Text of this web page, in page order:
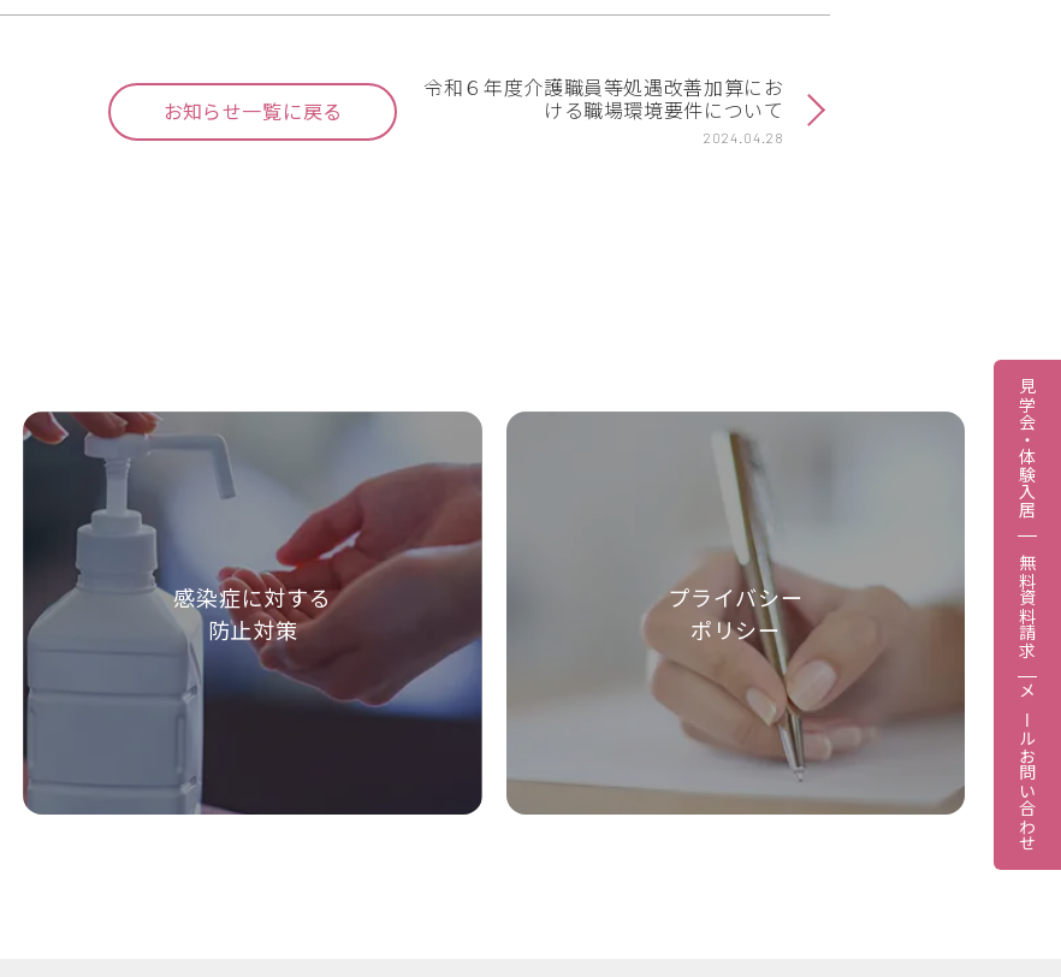
令和６年度介護職員等処遇改善加算にお
ける職場環境要件について
2024.04.28
お知らせ一覧に戻る
感染症に対する
防止対策
プライバシー
ポリシー
見学会・体験入居
無料資料請求
メールお問い合わせ